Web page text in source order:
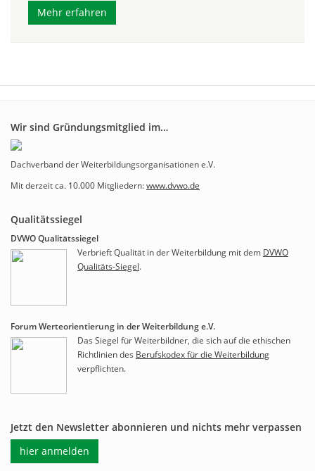
Mehr erfahren
Wir sind Gründungsmitglied im…
Dachverband der Weiterbildungsorganisationen e.V.
Mit derzeit ca. 10.000 Mitgliedern:www.dvwo.de
Qualitätssiegel
DVWO Qualitätssiegel
Verbrieft Qualität in der Weiterbildung mit dem DVWO
Qualitäts-Siegel.
Forum Werteorientierung in der Weiterbildung e.V.
Das Siegel für Weiterbildner, die sich auf die ethischen
Richtlinien des Berufskodex für die Weiterbildung
verpflichten.
Jetzt den Newsletter abonnieren und nichts mehr verpassen
hier anmelden